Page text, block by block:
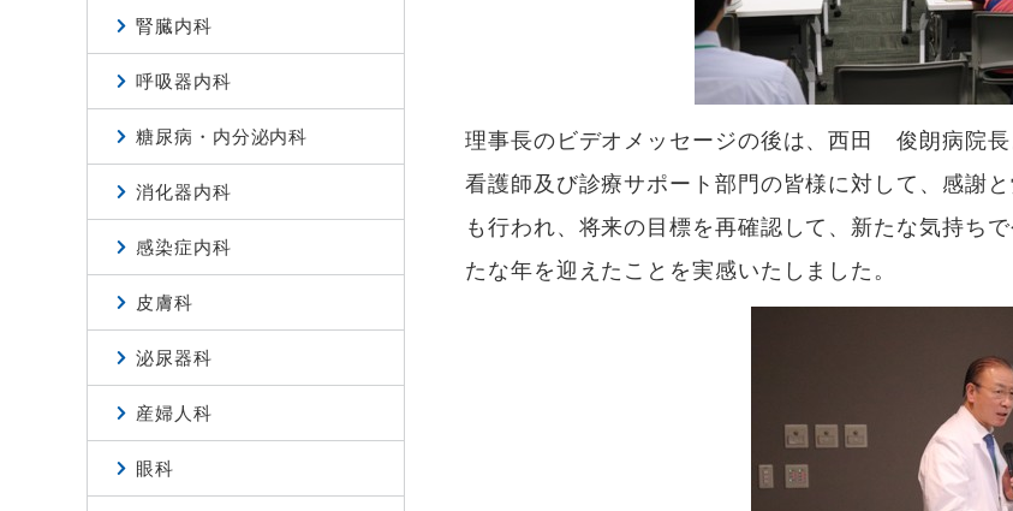
理事長のビデオメッセージの後は、西田 俊朗病院長
看護師及び診療サポート部門の皆様に対して、感謝
も行われ、将来の目標を再確認して、新たな気持ち
たな年を迎えたことを実感いたしました。
腎臓内科
呼吸器内科
糖尿病・内分泌内科
消化器内科
感染症内科
皮膚科
泌尿器科
産婦人科
眼科